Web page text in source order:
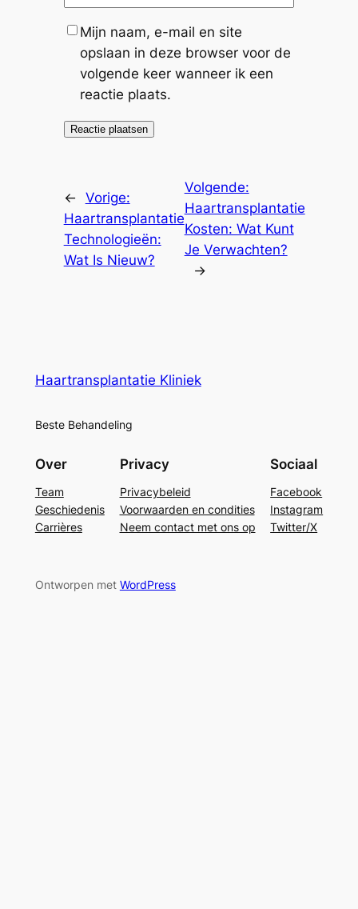
Mijn naam, e-mail en site
opslaan in deze browser voor de
volgende keer wanneer ik een
reactie plaats.
← Vorige:
Haartransplantatie
Technologieën:
Wat Is Nieuw?
Volgende:
Haartransplantatie
Kosten: Wat Kunt
Je Verwachten?
→
Haartransplantatie Kliniek
Beste Behandeling
Over
Team
Geschiedenis
Carrières
Privacy
Privacybeleid
Voorwaarden en condities
Neem contact met ons op
Sociaal
Facebook
Instagram
Twitter/X
Ontworpen met WordPress